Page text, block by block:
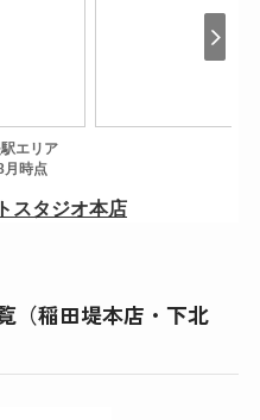
（稲田堤本店・下北